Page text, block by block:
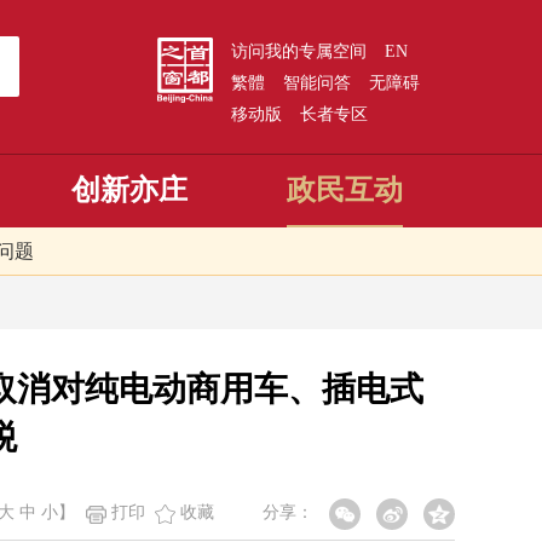
访问我的专属空间
EN
繁體
智能问答
无障碍
移动版
长者专区
创新亦庄 政民互动
题
消对纯电动商用车、插电式
分享：
中 小 】 打印 收藏